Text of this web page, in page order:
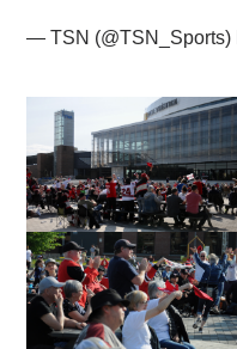
— TSN (@TSN_Sports)